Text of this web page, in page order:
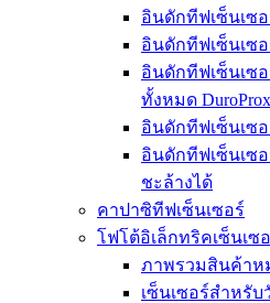
อินดักทีฟเซ็นเซอ
อินดักทีฟเซ็นเซ
อินดักทีฟเซ็นเซ
ทั้งหมด DuroProx
อินดักทีฟเซ็นเซ
อินดักทีฟเซ็นเซ
ชะล้างได้
คาปาซิทีฟเซ็นเซอร์
โฟโต้อิเล็กทริคเซ็นเซ
ภาพรวมสินค้าห
เซ็นเซอร์สำหรับ